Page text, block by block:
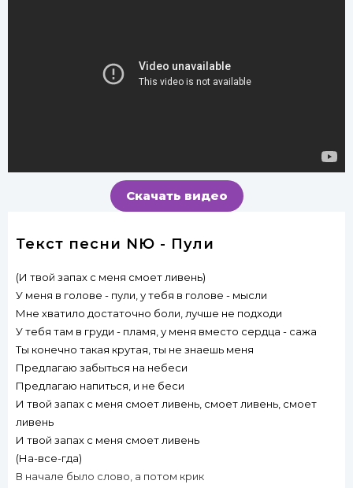
Скачать видео
Текст песни NЮ - Пули
(И твой запах с меня смоет ливень)
У меня в голове - пули, у тебя в голове - мысли
Мне хватило достаточно боли, лучше не подходи
У тебя там в груди - пламя, у меня вместо сердца - сажа
Ты конечно такая крутая, ты не знаешь меня
Предлагаю забыться на небеси
Предлагаю напиться, и не беси
И твой запах с меня смоет ливень, смоет ливень, смоет
ливень
И твой запах с меня смоет ливень
(На-все-гда)
В начале было слово, а потом крик